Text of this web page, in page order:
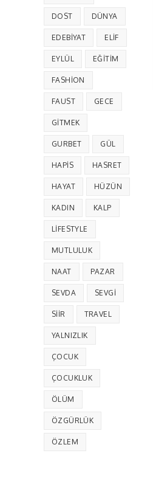
DOST DÜNYA
EDEBIYAT ELIF
EYLÜL EĞITIM
FASHION
FAUST GECE
GITMEK
GURBET GÜL
HAPIS HASRET
HAYAT HÜZÜN
KADIN KALP
LIFESTYLE
MUTLULUK
NAAT PAZAR
SEVDA SEVGI
SIIR TRAVEL
YALNIZLIK
ÇOCUK
ÇOCUKLUK
ÖLÜM
ÖZGÜRLÜK
ÖZLEM